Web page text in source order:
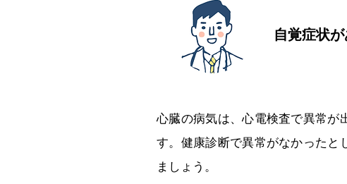
自覚症状が
心臓の病気は、心電検査で異常が
す。健康診断で異常がなかったと
ましょう。